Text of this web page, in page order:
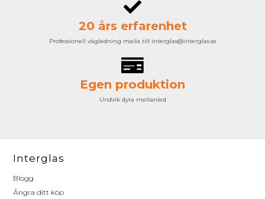
20 års erfarenhet
Professionell vägledning maila till interglas@interglas.se
Egen produktion
Undvik dyra mellanled
Interglas
Blogg
Ångra ditt köp